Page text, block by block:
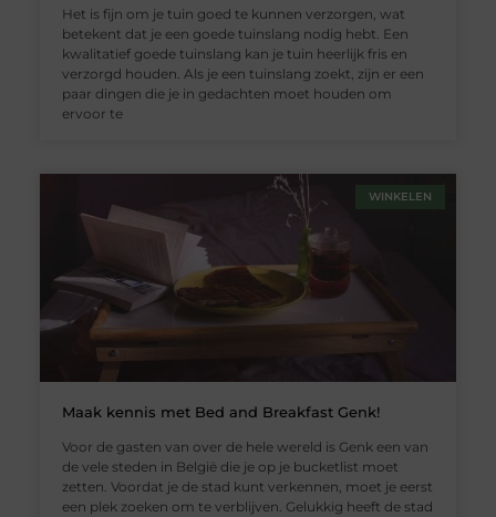
Het is fijn om je tuin goed te kunnen verzorgen, wat
betekent dat je een goede tuinslang nodig hebt. Een
kwalitatief goede tuinslang kan je tuin heerlijk fris en
verzorgd houden. Als je een tuinslang zoekt, zijn er een
paar dingen die je in gedachten moet houden om
ervoor te
WINKELEN
Maak kennis met Bed and Breakfast Genk!
Voor de gasten van over de hele wereld is Genk een van
de vele steden in België die je op je bucketlist moet
zetten. Voordat je de stad kunt verkennen, moet je eerst
een plek zoeken om te verblijven. Gelukkig heeft de stad